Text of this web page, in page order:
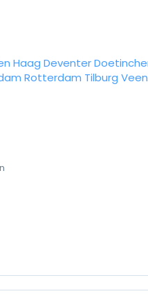
Haag Deventer
Rotterdam Tilburg